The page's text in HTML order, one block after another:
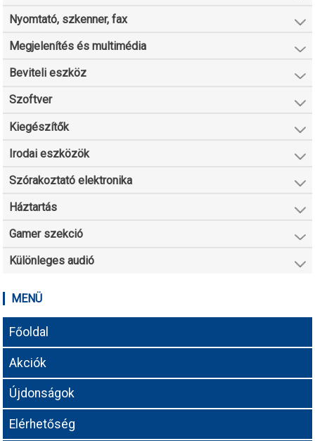
Nyomtató, szkenner, fax
Megjelenítés és multimédia
Beviteli eszköz
Szoftver
Kiegészítők
Irodai eszközök
Szórakoztató elektronika
Háztartás
Gamer szekció
Különleges audió
MENÜ
Főoldal
Akciók
Újdonságok
Elérhetőség